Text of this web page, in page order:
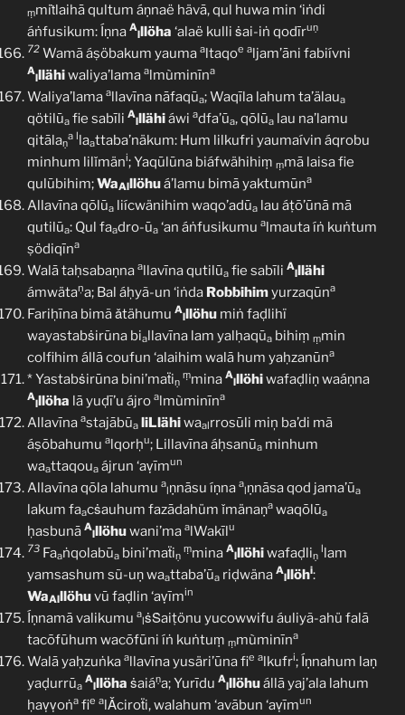
ṃmiṫlaihā qultum áṇnaë hävā, qul huwa min ‘iṅdi
áṅfusikum: Íṇna A
lllöha ‘alaë kulli ṡai-iṅ qodīruṇ
72 Wamã áṣöbakum yauma altaqoe aljam’āni fabiívni
A
lllähiwaliya’lama almùminīna
Waliya’lama allavīna nāfaqūa; Waqīla lahum ta’älaua
qötilūa fie sabīli A
lllähiáwi adfa’ūa, qōlūa lau na’lamu
qitālaṇ
a llaattaba’näkum: Hum lilkufri yaumaívin áqrobu
minhum lilǐmäni; Yaqūlūna biáfwähihiṃ ṃmā laisa fie
qulūbihim;WaAlllöhuá’lamu bimā yaktumūna
Allavīna qōlūa liícwänihim waqo’adūa lau áṭō’ūnā mā
qutilūa: Qul faadro-ūa ‘an áṅfusikumu almauta íṅ kuṅtum
ṣödiqīna
Walā taḥsabaṇna allavīna qutilūa fie sabīli A
lllähi
ámwätaņa; Bal áḥyã-un ‘iṅda Robbihimyurzaqūna
Fariḥīna bimã ǎtähumu A
lllöhu miṅ faḍlihï
wayastabṡirūna biallavīna lam yalḥaqūa bihiṃ ṃmin
colfihim állā coufun ‘alaihim walā hum yaḥzanūna
* Yastabṡirūna bini’maẗiṇ
ṃmina A
lllöhiwafaḍliṇ waáṇna
A
lllöha lā yuḍī’u ájro almùminīna
Allavīna astajābūa liLlähiwaalrrosūli miņ ba’di mã
áṣōbahumu alqorḥu; Lillavīna áḥsanūa minhum
waattaqoua ájrun ‘aṿīmun
Allavīna qōla lahumu a
lṇnāsu íṇna a
lṇnāsa qod jama’ūa
lakum faacṡauhum fazādahüm ǐmänaṇa waqōlūa
ḥasbunā A
lllöhuwani’ma alWakīlu
73 Faaṅqolabūa bini’maẗiṇ
ṃmina A
lllöhiwafaḍliṇ
llam
yamsashum sũ-uṇ waattaba’ūa riḍwäna A
lllöhi:
WaAlllöhuvū faḍlin ‘aṿīmin
Íṇnamā valikumu a
lṡṠaiṭönu yucowwifu áuliyã-ahü falā
tacōfūhum wacōfūni íṅ kuṅtuṃ ṃmùminīna
Walā yaḥzuṅka allavīna yusäri’ūna fie alkufri; Íṇnahum laṇ
yaḍurrūa
A
lllöha ṡaiáṇa; Yurīdu A
lllöhuállā yaj’ala lahum
ḥaṿṿoṅa fie alǍciroẗi, walahum ‘avābun ‘aṿīmun